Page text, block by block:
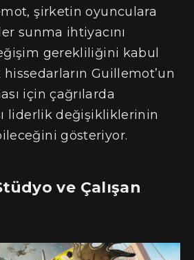
şirketin oyunculara
sunma ihtiyacını
gerekliliğini kabul
hissedarların Guillemot’un
için çağrılarda
liderlik değişikliklerinin
gösteriyor​.
ve Çalışan